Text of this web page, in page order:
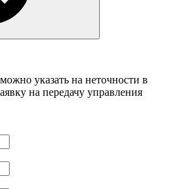
указать на неточности в
на передачу управления